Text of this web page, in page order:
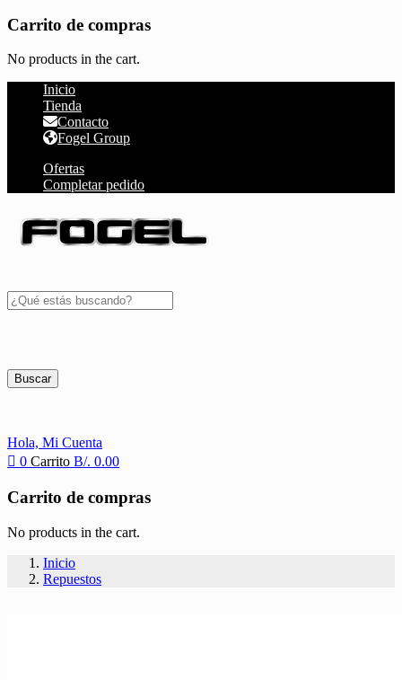
Carrito de compras
No products in the cart.
Inicio
Tienda
Contacto
Fogel Group
Ofertas
Completar pedido
Buscar
Hola, Mi Cuenta
0 Carrito B/. 0.00
Carrito de compras
No products in the cart.
Inicio
Repuestos